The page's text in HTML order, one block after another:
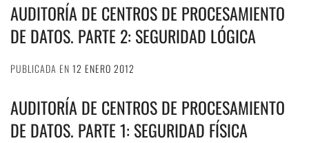
AUDITORÍA DE CENTROS DE PROCESAMIENTO
DE DATOS. PARTE 2: SEGURIDAD LÓGICA
PUBLICADA EN 12 ENERO 2012
AUDITORÍA DE CENTROS DE PROCESAMIENTO
DE DATOS. PARTE 1: SEGURIDAD FÍSICA